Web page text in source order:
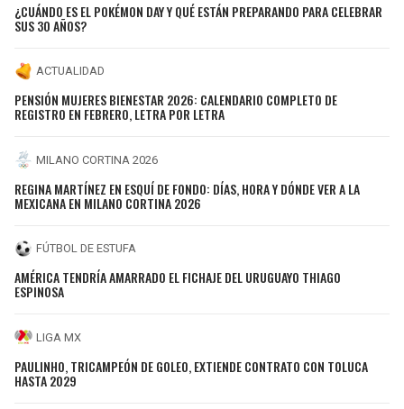
¿CUÁNDO ES EL POKÉMON DAY Y QUÉ ESTÁN PREPARANDO PARA CELEBRAR
SUS 30 AÑOS?
ACTUALIDAD
PENSIÓN MUJERES BIENESTAR 2026: CALENDARIO COMPLETO DE
REGISTRO EN FEBRERO, LETRA POR LETRA
MILANO CORTINA 2026
REGINA MARTÍNEZ EN ESQUÍ DE FONDO: DÍAS, HORA Y DÓNDE VER A LA
MEXICANA EN MILANO CORTINA 2026
FÚTBOL DE ESTUFA
AMÉRICA TENDRÍA AMARRADO EL FICHAJE DEL URUGUAYO THIAGO
ESPINOSA
LIGA MX
PAULINHO, TRICAMPEÓN DE GOLEO, EXTIENDE CONTRATO CON TOLUCA
HASTA 2029